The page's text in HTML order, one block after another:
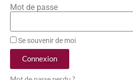
Mot de passe
Se souvenir de moi
Connexion